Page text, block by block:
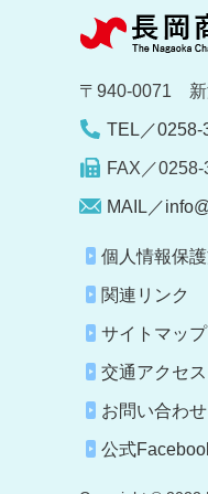
〒940-0071 新
TEL／0258-
FAX／
MAIL／
個人情報保
関連リンク
サイトマップ
交通アクセス
お問い合わせ
公式